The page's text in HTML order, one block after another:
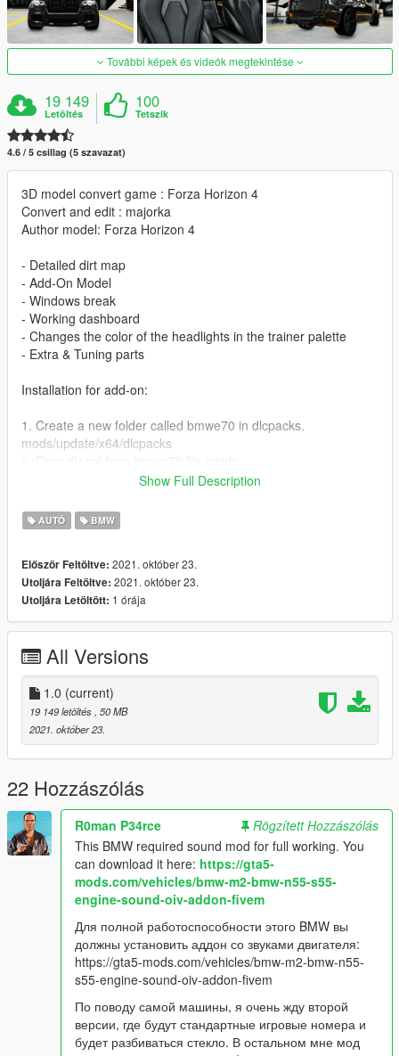
További képek és videók megtekintése
19 149
Letöltés
100
Tetszik
4.6 / 5 csillag (5 szavazat)
3D model convert game : Forza Horizon 4
Convert and edit : majorka
Author model: Forza Horizon 4
- Detailed dirt map
- Add-On Model
- Windows break
- Working dashboard
- Changes the color of the headlights in the trainer palette
- Extra & Tuning parts
Installation for add-on:
1. Create a new folder called bmwe70 in dlcpacks.
mods/update/x64/dlcpacks
3. Edit dlclist (mods>update>update.rpf>common>data>) and
dlcpacks:/bmwe70/
4. Export dlclist back into game and enjoy
Show Full Description
AUTÓ BMW
Először Feltöltve: 2021. október 23.
Utoljára Feltöltve: 2021. október 23.
Utoljára Letöltött: 1 órája
All Versions
1.0 (current)
19 149 letöltés , 50 MB
2021. október 23.
22 Hozzászólás
R0man P34rce
Rögzített Hozzászólás
This BMW required sound mod for full working. You
can download it here: https://gta5-
mods.com/vehicles/bmw-m2-bmw-n55-s55-
engine-sound-oiv-addon-fivem
Для полной работоспособности этого BMW вы
должны установить аддон со звуками двигателя:
https://gta5-mods.com/vehicles/bmw-m2-bmw-n55-
s55-engine-sound-oiv-addon-fivem
По поводу самой машины, я очень жду второй
версии, где будут стандартные игровые номера и
будет разбиваться стекло. В остальном мне мод